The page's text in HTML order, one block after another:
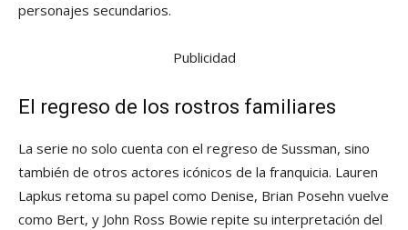
personajes secundarios.
Publicidad
El regreso de los rostros familiares
La serie no solo cuenta con el regreso de Sussman, sino
también de otros actores icónicos de la franquicia. Lauren
Lapkus retoma su papel como Denise, Brian Posehn vuelve
como Bert, y John Ross Bowie repite su interpretación del